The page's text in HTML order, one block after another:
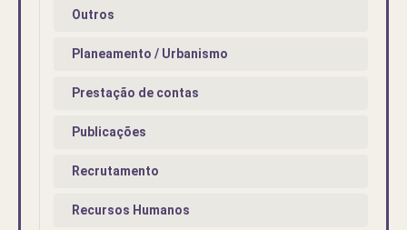
Outros
Planeamento / Urbanismo
Prestação de contas
Publicações
Recrutamento
Recursos Humanos